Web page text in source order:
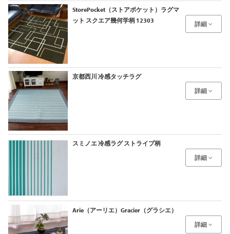
StorePocket（ストアポケット）ラグマ
ット スクエア幾何学柄 12303
詳細
京都西川 冷感タッチラグ
詳細
スミノエ 冷感ラグ ストライプ柄
詳細
Arie（アーリエ）Gracier（グラシエ）
詳細